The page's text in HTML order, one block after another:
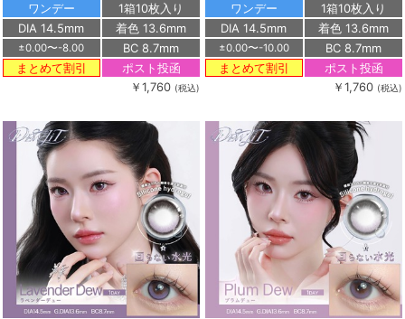
ワンデー
1箱10枚入り
DIA 14.5mm
着色 13.6mm
±0.00〜-8.00
BC 8.7mm
まとめて割引
ポスト投函
￥1,760 (税込)
ワンデー
1箱10枚入り
DIA 14.5mm
着色 13.6mm
±0.00〜-10.00
BC 8.7mm
まとめて割引
ポスト投函
￥1,760 (税込)